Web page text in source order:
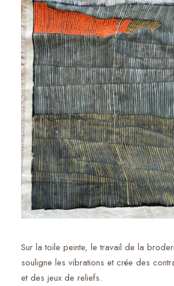
Sur la toile peinte, le travail de la
souligne les vibrations et crée des
et des jeux de reliefs.